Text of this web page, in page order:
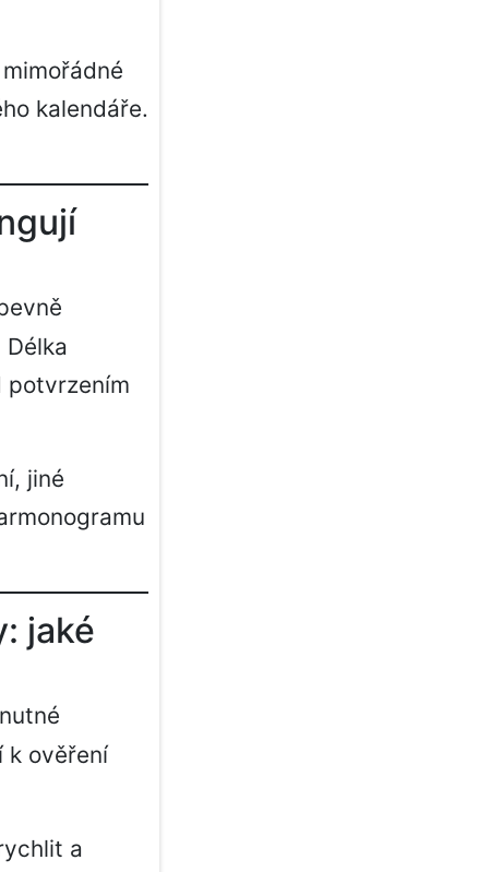
kalendáře.
potvrzením
jiné
jaké
k ověření
a